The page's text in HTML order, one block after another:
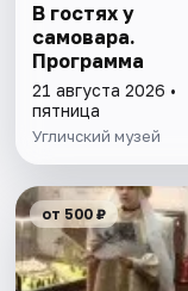
В гостях у
самовара.
Программа
21 августа 2026 •
пятница
Угличский музей
от 500 ₽